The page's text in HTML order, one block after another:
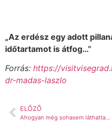
„Az erdész egy adott
időtartamot is átfog…”
Forrás: https://
dr-madas-laszlo
ELŐZŐ
Ahogyan még sohasem láthattad a visegrádi Királyi Palotát